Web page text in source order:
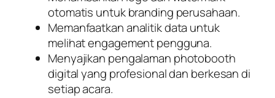
otomatis untuk branding perusahaan.
Memanfaatkan analitik data untuk
melihat engagement pengguna.
Menyajikan pengalaman photobooth
digital yang profesional dan berkesan di
setiap acara.